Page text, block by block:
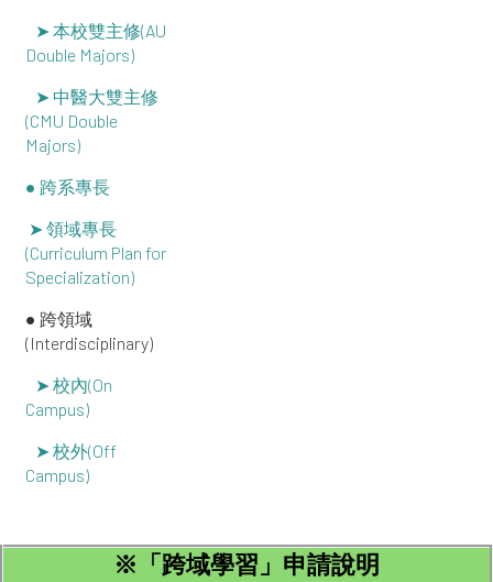
➤ 本校雙主修(AU
Double Majors)
➤ 中醫大雙主修
(CMU Double
Majors)
● 跨系專長
➤ 領域專長
(Curriculum Plan for
Specialization)
● 跨領域
(Interdisciplinary)
➤ 校內(On
Campus)
➤ 校外(Off
Campus)
※ 「跨域學習」申請說明